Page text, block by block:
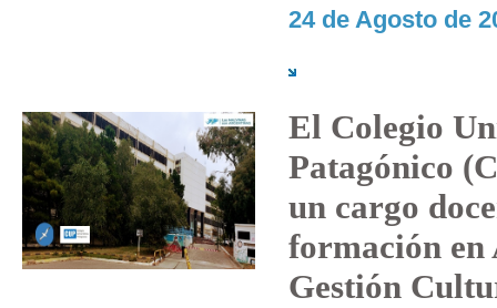
24 de Agosto de
El Colegio
Patagónico
un cargo
formación en
Gestión